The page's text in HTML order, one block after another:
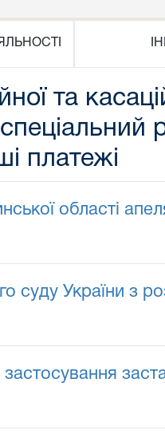
та
платежі
області
суду України з
застосування